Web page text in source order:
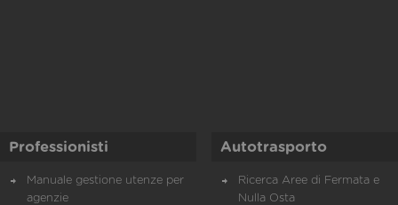
Professionisti
Manuale gestione utenze per
agenzie
Autotrasporto
Ricerca Aree di Fermata e
Nulla Osta